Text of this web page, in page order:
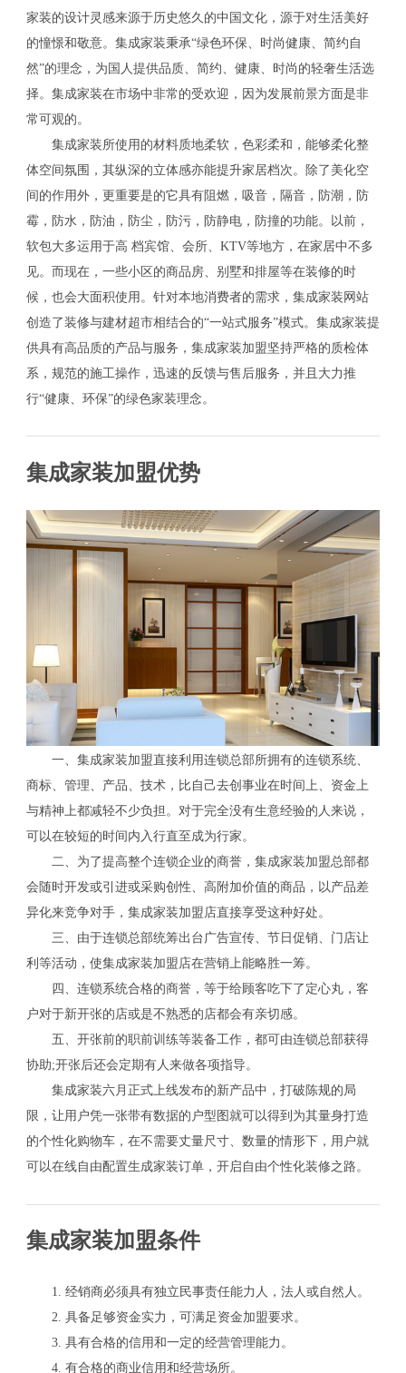
家装的设计灵感来源于历史悠久的中国文化，源于对生活美好
的憧憬和敬意。集成家装秉承“绿色环保、时尚健康、简约自
然”的理念，为国人提供品质、简约、健康、时尚的轻奢生活选
择。集成家装在市场中非常的受欢迎，因为发展前景方面是非
常可观的。
集成家装所使用的材料质地柔软，色彩柔和，能够柔化整
体空间氛围，其纵深的立体感亦能提升家居档次。除了美化空
间的作用外，更重要是的它具有阻燃，吸音，隔音，防潮，防
霉，防水，防油，防尘，防污，防静电，防撞的功能。以前，
软包大多运用于高 档宾馆、会所、KTV等地方，在家居中不多
见。而现在，一些小区的商品房、别墅和排屋等在装修的时
候，也会大面积使用。针对本地消费者的需求，集成家装网站
创造了装修与建材超市相结合的“一站式服务”模式。集成家装提
供具有高品质的产品与服务，集成家装加盟坚持严格的质检体
系，规范的施工操作，迅速的反馈与售后服务，并且大力推
行“健康、环保”的绿色家装理念。
集成家装加盟优势
一、集成家装加盟直接利用连锁总部所拥有的连锁系统、
商标、管理、产品、技术，比自己去创事业在时间上、资金上
与精神上都减轻不少负担。对于完全没有生意经验的人来说，
可以在较短的时间内入行直至成为行家。
二、为了提高整个连锁企业的商誉，集成家装加盟总部都
会随时开发或引进或采购创性、高附加价值的商品，以产品差
异化来竞争对手，集成家装加盟店直接享受这种好处。
三、由于连锁总部统筹出台广告宣传、节日促销、门店让
利等活动，使集成家装加盟店在营销上能略胜一筹。
四、连锁系统合格的商誉，等于给顾客吃下了定心丸，客
户对于新开张的店或是不熟悉的店都会有亲切感。
五、开张前的职前训练等装备工作，都可由连锁总部获得
协助;开张后还会定期有人来做各项指导。
集成家装六月正式上线发布的新产品中，打破陈规的局
限，让用户凭一张带有数据的户型图就可以得到为其量身打造
的个性化购物车，在不需要丈量尺寸、数量的情形下，用户就
可以在线自由配置生成家装订单，开启自由个性化装修之路。
集成家装加盟条件
1. 经销商必须具有独立民事责任能力人，法人或自然人。
2. 具备足够资金实力，可满足资金加盟要求。
3. 具有合格的信用和一定的经营管理能力。
4. 有合格的商业信用和经营场所。